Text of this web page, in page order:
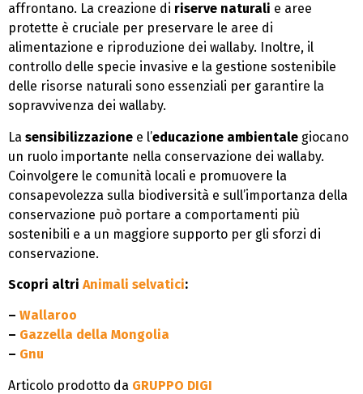
affrontano. La creazione di riserve naturali e aree
protette è cruciale per preservare le aree di
alimentazione e riproduzione dei wallaby. Inoltre, il
controllo delle specie invasive e la gestione sostenibile
delle risorse naturali sono essenziali per garantire la
sopravvivenza dei wallaby.
La sensibilizzazione e l’educazione ambientale giocano
un ruolo importante nella conservazione dei wallaby.
Coinvolgere le comunità locali e promuovere la
consapevolezza sulla biodiversità e sull’importanza della
conservazione può portare a comportamenti più
sostenibili e a un maggiore supporto per gli sforzi di
conservazione.
Scopri altri Animali selvatici:
– Wallaroo
– Gazzella della Mongolia
– Gnu
Articolo prodotto da GRUPPO DIGI